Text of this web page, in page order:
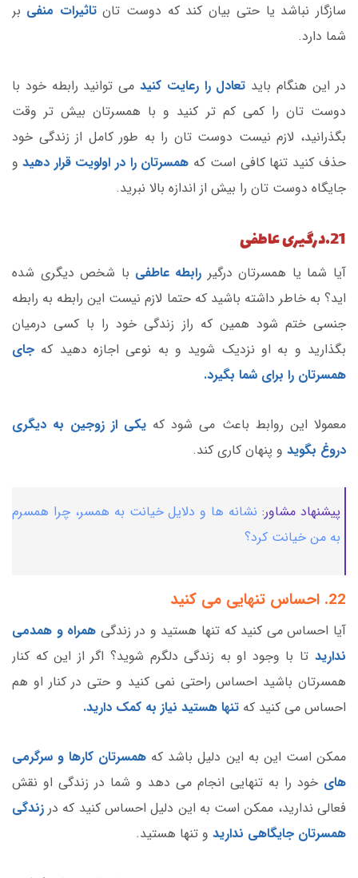
سازگار نباشد یا حتی بیان کند که دوست تان تاثیرات منفی بر
شما دارد.
در این هنگام باید تعادل را رعایت کنید می توانید رابطه خود با
دوست تان را کمی کم تر کنید و با همسرتان بیش تر وقت
بگذرانید، لازم نیست دوست تان را به طور کامل از زندگی خود
حذف کنید تنها کافی است که همسرتان را در اولویت قرار دهید و
جایگاه دوست تان را بیش از اندازه بالا نبرید.
21.درگیری عاطفی
آیا شما یا همسرتان درگیر رابطه عاطفی با شخص دیگری شده
اید؟ به خاطر داشته باشید که حتما لازم نیست این رابطه به رابطه
جنسی ختم شود همین که راز زندگی خود را با کسی درمیان
بگذارید و به او نزدیک شوید و به نوعی اجازه دهید که جای
همسرتان را برای شما بگیرد.
معمولا این روابط باعث می شود که یکی از زوجین به دیگری
دروغ بگوید و پنهان کاری کند.
پیشنهاد مشاور: نشانه ها و دلایل خیانت به همسر، چرا همسرم
به من خیانت کرد؟
22. احساس تنهایی می کنید
آیا احساس می کنید که تنها هستید و در زندگی همراه و همدمی
ندارید تا با وجود او به زندگی دلگرم شوید؟ اگر از این که کنار
همسرتان باشید احساس راحتی نمی کنید و حتی در کنار او هم
احساس می کنید که تنها هستید نیاز به کمک دارید.
ممکن است این به این دلیل باشد که همسرتان کارها و سرگرمی
های خود را به تنهایی انجام می دهد و شما در زندگی او نقش
فعالی ندارید، ممکن است به این دلیل احساس کنید که در زندگی
همسرتان جایگاهی ندارید و تنها هستید.